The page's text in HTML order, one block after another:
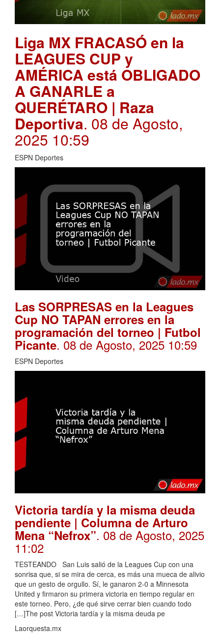
Liga MX FRACASÓ en la
LEAGUES CUP y
AMÉRICA está OBLIGADO
A GANARLE a
QUERÉTARO | Raza
Deportiva. 08 de Agosto,
2025 10:59
ESPN Deportes
Las SORPRESAS en la Leagues
Cup NO TAPAN errores en la
programación del torneo | Futbol
Picante. 08 de Agosto, 2025 10:59
ESPN Deportes
Victoria tardía y la misma deuda
pendiente | Columna de Arturo
Mena “Nefrox”. 08 de Agosto, 2025
11:02
TESTEANDO San Luis salió de la Leagues Cup con una
sonrisa que, si se mira de cerca, es más una mueca de alivio
que un gesto de orgullo. Sí, le ganaron 2-0 a Minnesota
United y firmaron su primera victoria en tiempo regular en
este torneo. Pero, ¿de qué sirve cerrar bien cuando todo
[…]The post Victoria tardía y la misma deuda pe
Laorquesta.mx